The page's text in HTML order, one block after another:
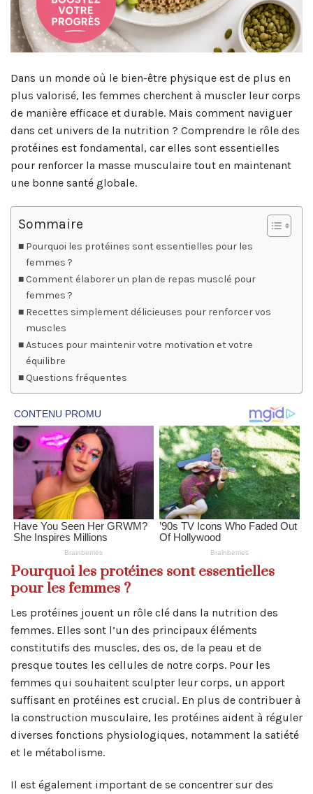
Dans un monde où le bien-être physique est de plus en
plus valorisé, les femmes cherchent à muscler leur corps
de manière efficace et durable. Mais comment naviguer
dans cet univers de la nutrition ? Comprendre le rôle des
protéines est fondamental, car elles sont essentielles
pour renforcer la masse musculaire tout en maintenant
une bonne santé globale.
Sommaire
Pourquoi les protéines sont essentielles pour les
femmes ?
Comment élaborer un plan de repas musclé pour
femmes ?
Recettes simplement délicieuses pour renforcer vos
muscles
Astuces pour maintenir votre motivation et votre
équilibre
Questions fréquentes
Pourquoi les protéines sont essentielles
pour les femmes ?
Les protéines jouent un rôle clé dans la nutrition des
femmes. Elles sont l’un des principaux éléments
constitutifs des muscles, des os, de la peau et de
presque toutes les cellules de notre corps. Pour les
femmes qui souhaitent sculpter leur corps, un apport
suffisant en protéines est crucial. En plus de contribuer à
la construction musculaire, les protéines aident à réguler
diverses fonctions physiologiques, notamment la satiété
et le métabolisme.
Il est également important de se concentrer sur des